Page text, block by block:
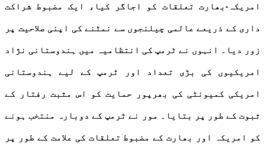
امریکہ-بھارت تعلقات کو اجاگر کیا، ایک مضبوط شراکت
داری کے ذریعے عالمی چیلنجوں سے نمٹنے کی اپنی صلاحیت پر
زور دیا۔ انہوں نے ٹرمپ کی انتظامیہ میں ہندوستانی نژاد
امریکیوں کی بڑی تعداد اور ٹرمپ کے لیے ہندوستانی
امریکی کمیونٹی کی بھرپور حمایت کو اس مثبت رفتار کے
ثبوت کے طور پر بتایا۔ مور نے ٹرمپ کے دوبارہ منتخب ہونے
کو امریکہ اور بھارت کے مضبوط تعلقات کی علامت کے طور پر